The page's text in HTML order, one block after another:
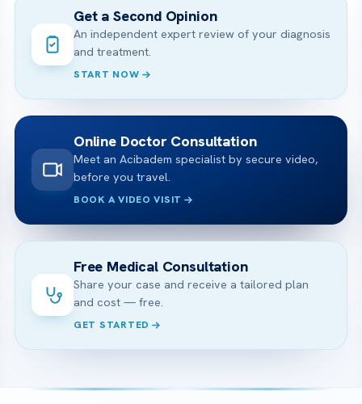
Get a Second Opinion
An independent expert review of your diagnosis
and treatment.
START NOW
Online Doctor Consultation
Meet an Acibadem specialist by secure video,
before you travel.
BOOK A VIDEO VISIT
Free Medical Consultation
Share your case and receive a tailored plan
and cost — free.
GET STARTED